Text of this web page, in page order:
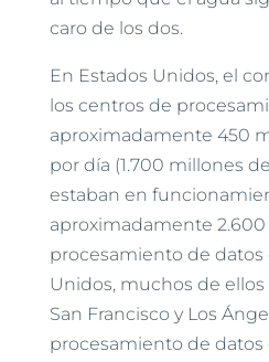
caro de los dos.
En Estados Unidos, el
los centros de
aproximadamente 450
por día (1.700 millones
estaban en
aproximadamente
procesamiento de datos
Unidos, muchos de ellos
San Francisco y Los
procesamiento de